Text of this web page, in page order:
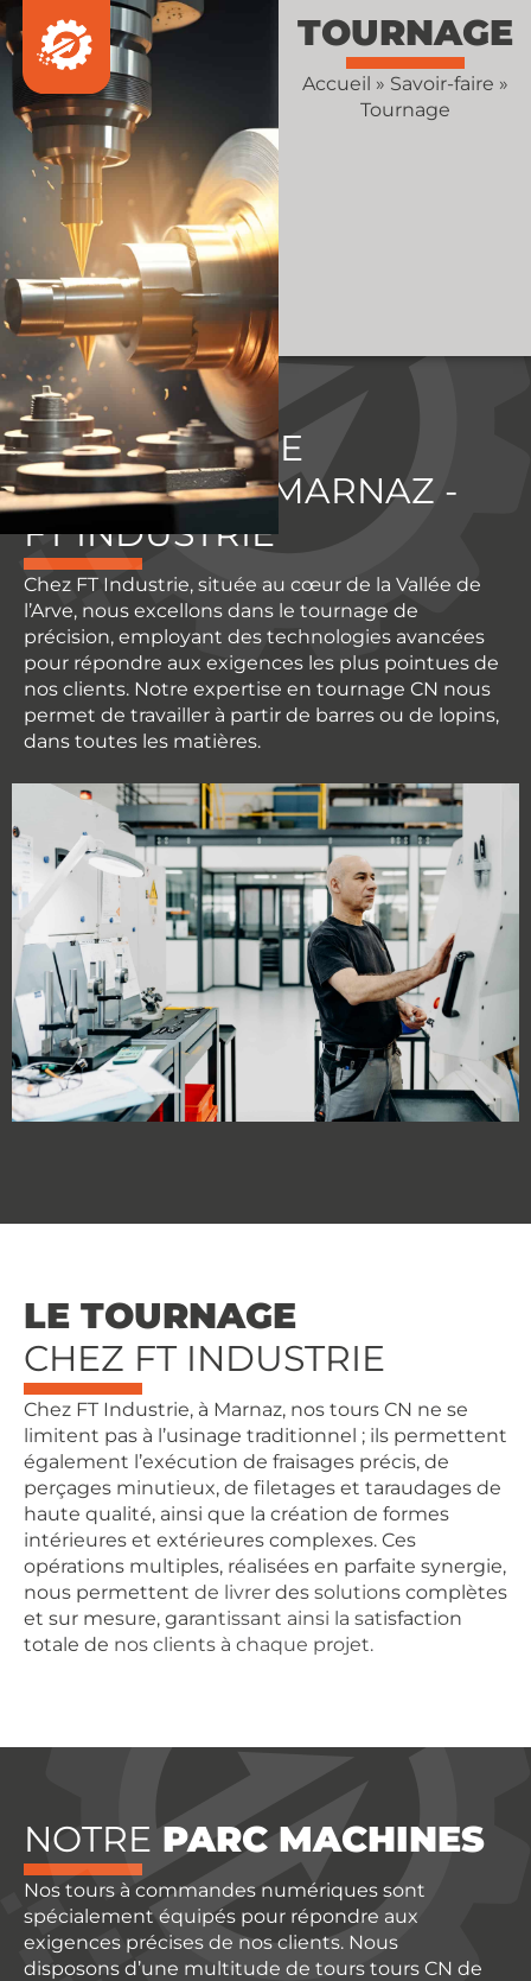
TOURNAGE
Accueil » Savoir-faire »
Tournage
TOURNAGEDE
PRÉCISION À MARNAZ -
FT INDUSTRIE
Chez FT Industrie, située au cœur de la Vallée de
l’Arve, nous excellons dans le tournage de
précision, employant des technologies avancées
pour répondre aux exigences les plus pointues de
nos clients. Notre expertise en tournage CN nous
permet de travailler à partir de barres ou de lopins,
dans toutes les matières.
LE TOURNAGE
CHEZ FT INDUSTRIE
Chez FT Industrie, à Marnaz, nos tours CN ne se
limitent pas à l’usinage traditionnel ; ils permettent
également l’exécution de fraisages précis, de
perçages minutieux, de filetages et taraudages de
haute qualité, ainsi que la création de formes
intérieures et extérieures complexes. Ces
opérations multiples, réalisées en parfaite synergie,
nous permettent de livrer des solutions complètes
et sur mesure, garantissant ainsi la satisfaction
totale de nos clients à chaque projet.
NOTRE PARC MACHINES
Nos tours à commandes numériques sont
spécialement équipés pour répondre aux
exigences précises de nos clients. Nous
disposons d’une multitude de tours tours CN de